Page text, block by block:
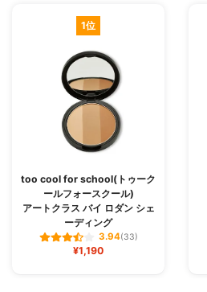
1位
too cool for school(トゥーク
ールフォースクール)
アートクラス バイ ロダン シェ
ーディング
3.94(33)
¥1,190